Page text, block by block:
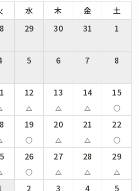
水 木 金
土
29 30 31 1
5 6 7 8
12
change_history
13
change_history
14
change_history
15
panorama_fish_eye
19
panorama_fish_eye
20
change_history
21
change_history
22
panorama_fish_eye
26
panorama_fish_eye
27
change_history
28
change_history
29
change_history
2 3 4 5